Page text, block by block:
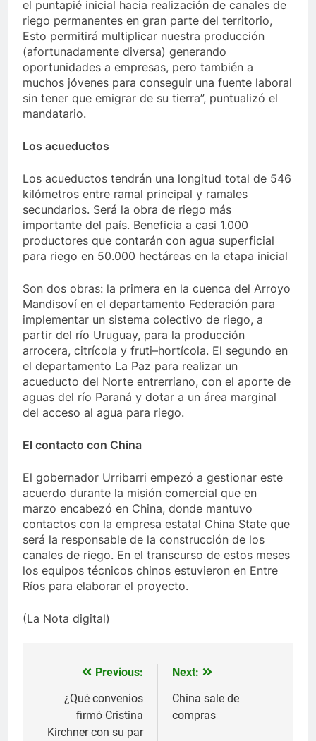
el puntapié inicial hacia realización de canales de
riego permanentes en gran parte del territorio,
Esto permitirá multiplicar nuestra producción
(afortunadamente diversa) generando
oportunidades a empresas, pero también a
muchos jóvenes para conseguir una fuente laboral
sin tener que emigrar de su tierra”, puntualizó el
mandatario.
Los acueductos
Los acueductos tendrán una longitud total de 546
kilómetros entre ramal principal y ramales
secundarios. Será la obra de riego más
importante del país. Beneficia a casi 1.000
productores que contarán con agua superficial
para riego en 50.000 hectáreas en la etapa inicial
Son dos obras: la primera en la cuenca del Arroyo
Mandisoví en el departamento Federación para
implementar un sistema colectivo de riego, a
partir del río Uruguay, para la producción
arrocera, citrícola y fruti–hortícola. El segundo en
el departamento La Paz para realizar un
acueducto del Norte entrerriano, con el aporte de
aguas del río Paraná y dotar a un área marginal
del acceso al agua para riego.
El contacto con China
El gobernador Urribarri empezó a gestionar este
acuerdo durante la misión comercial que en
marzo encabezó en China, donde mantuvo
contactos con la empresa estatal China State que
será la responsable de la construcción de los
canales de riego. En el transcurso de estos meses
los equipos técnicos chinos estuvieron en Entre
Ríos para elaborar el proyecto.
(La Nota digital)
Navegación
entradas
Previous:
¿Qué convenios
firmó Cristina
Kirchner con su par
Next:
China sale de
compras